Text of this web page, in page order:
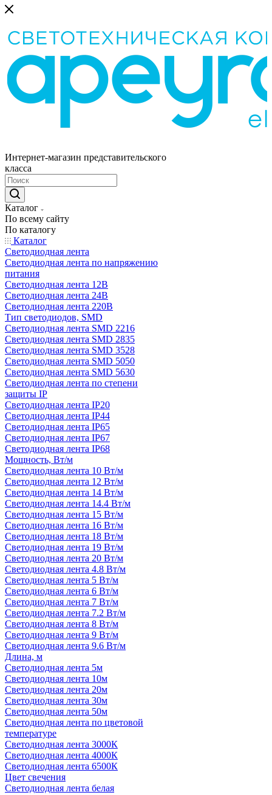
Интернет-магазин представительского
класса
Каталог
По всему сайту
По каталогу
Каталог
Светодиодная лента
Светодиодная лента по напряжению
питания
Светодиодная лента 12В
Светодиодная лента 24В
Светодиодная лента 220В
Тип светодиодов, SMD
Cветодиодная лента SMD 2216
Светодиодная лента SMD 2835
Светодиодная лента SMD 3528
Светодиодная лента SMD 5050
Светодиодная лента SMD 5630
Светодиодная лента по степени
защиты IP
Светодиодная лента IP20
Светодиодная лента IP44
Светодиодная лента IP65
Светодиодная лента IP67
Светодиодная лента IP68
Мощность, Вт/м
Светодиодная лента 10 Вт/м
Светодиодная лента 12 Вт/м
Светодиодная лента 14 Вт/м
Светодиодная лента 14.4 Вт/м
Светодиодная лента 15 Вт/м
Светодиодная лента 16 Вт/м
Светодиодная лента 18 Вт/м
Светодиодная лента 19 Вт/м
Светодиодная лента 20 Вт/м
Светодиодная лента 4.8 Вт/м
Светодиодная лента 5 Вт/м
Светодиодная лента 6 Вт/м
Светодиодная лента 7 Вт/м
Светодиодная лента 7.2 Вт/м
Светодиодная лента 8 Вт/м
Светодиодная лента 9 Вт/м
Светодиодная лента 9.6 Вт/м
Длина, м
Светодиодная лента 5м
Светодиодная лента 10м
Светодиодная лента 20м
Светодиодная лента 30м
Светодиодная лента 50м
Светодиодная лента по цветовой
температуре
Светодиодная лента 3000К
Светодиодная лента 4000К
Светодиодная лента 6500К
Цвет свечения
Светодиодная лента белая